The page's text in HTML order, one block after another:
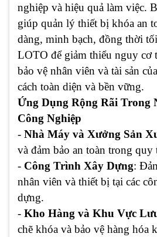
nghiệp và hiệu quả làm việc.
giúp quản lý thiết bị khóa an
dàng, minh bạch, đồng thời
LOTO để giảm thiểu nguy cơ
bảo vệ nhân viên và tài sản
cách toàn diện và bền vững.
Ứng Dụng Rộng Rãi Trong
Công Nghiệp
- Nhà Máy và Xưởng Sản
và đảm bảo an toàn trong quy
- Công Trình Xây Dựng:
nhân viên và thiết bị tại các
dựng.
- Kho Hàng và Khu Vực
chẽ khóa và bảo vệ hàng hóa